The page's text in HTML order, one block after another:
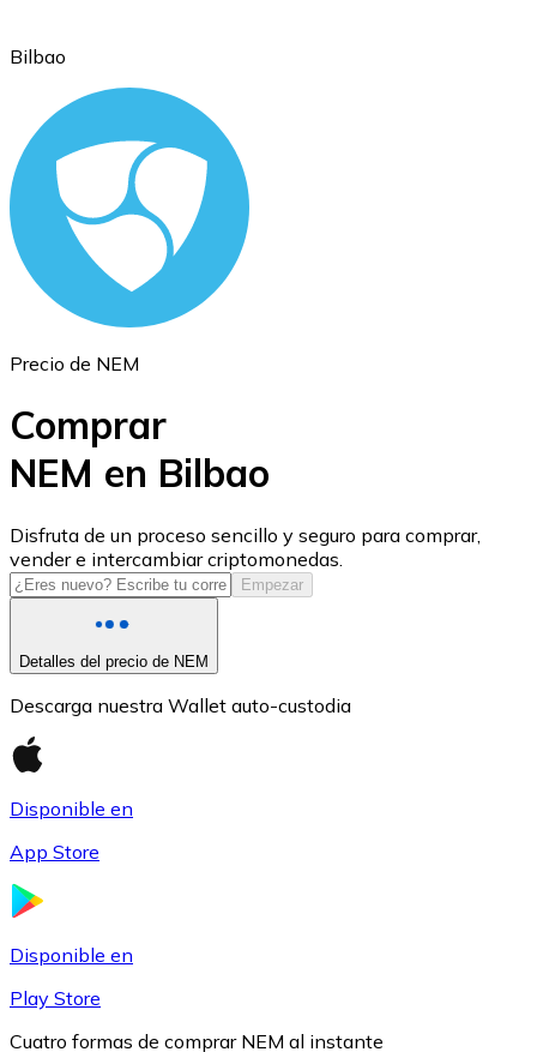
Ethereum
ETH
USD Coin
USDC
Bilbao
Precio de NEM
Comprar
NEM en Bilbao
Disfruta de un proceso sencillo y seguro para comprar,
vender e intercambiar criptomonedas.
Empezar
Detalles del precio de NEM
Descarga nuestra Wallet auto-custodia
Disponible en
App Store
Disponible en
Play Store
Cuatro formas de comprar NEM al instante